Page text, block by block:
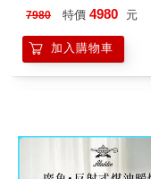
油暖爐 (AKP-S2402K)
7980 特價 4980 元
加入購物車